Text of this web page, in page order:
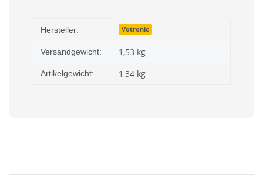
Produkteigenschaft
Wert
Hersteller: Votronic
Versandgewicht: 1,53 kg
Artikelgewicht: 1,34 kg